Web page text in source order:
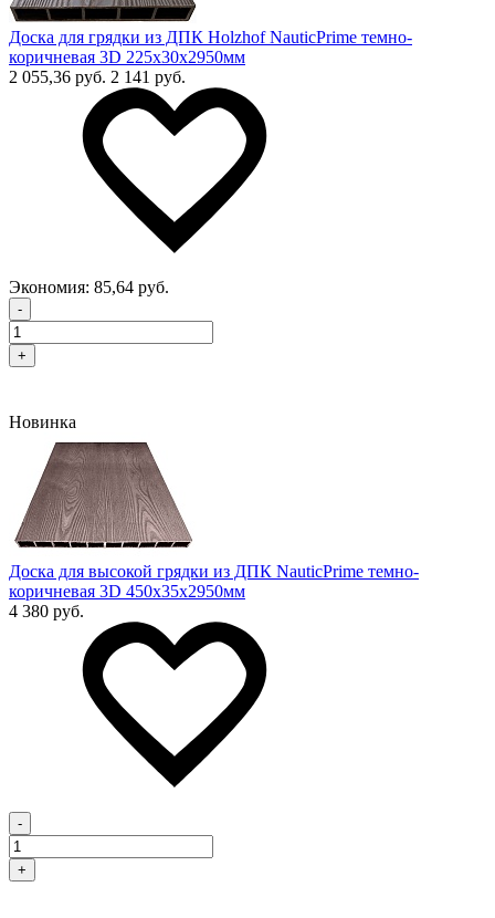
Доска для грядки из ДПК Holzhof NauticPrime темно-
коричневая 3D 225х30х2950мм
2 055,36 руб. 2 141 руб.
Экономия: 85,64 руб.
-
+
Новинка
Доска для высокой грядки из ДПК NauticPrime темно-
коричневая 3D 450х35х2950мм
4 380 руб.
-
+